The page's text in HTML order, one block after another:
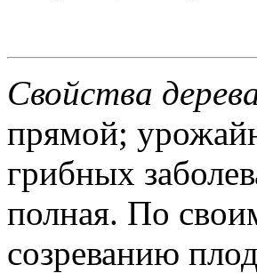
Свойства
прямой;
грибных
полная. По
созреванию